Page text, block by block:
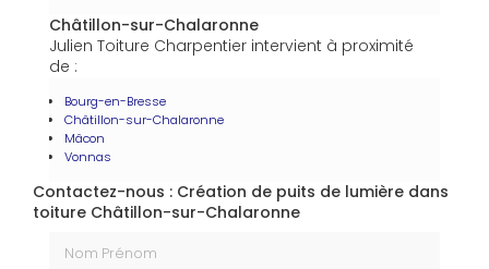
Châtillon-sur-Chalaronne
Julien Toiture Charpentier intervient à proximité
de :
Bourg-en-Bresse
Châtillon-sur-Chalaronne
Mâcon
Vonnas
Contactez-nous : Création de puits de lumière dans
toiture Châtillon-sur-Chalaronne